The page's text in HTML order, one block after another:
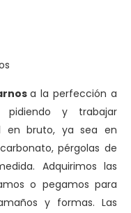
a la perfección a
y trabajar
en bruto, ya sea en
pérgolas de
Adquirimos las
o pegamos para
y formas. Las